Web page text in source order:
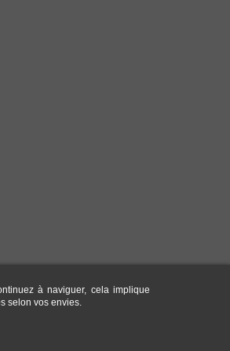
à naviguer, cela implique
selon vos envies.